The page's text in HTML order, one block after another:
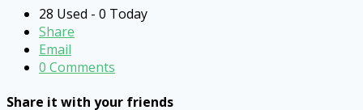
28 Used - 0 Today
Share
Email
0 Comments
Share it with your friends